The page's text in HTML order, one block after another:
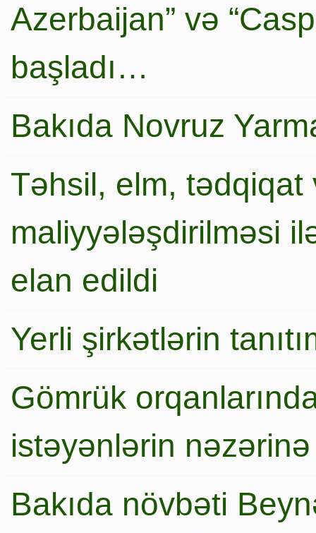
Azerbaijan” və
başladı…
Bakıda Novruz
Təhsil, elm,
maliyyələşdirilməsi
elan edildi
Yerli şirkətlərin
Gömrük
istəyənlərin nəzərinə
Bakıda növbəti